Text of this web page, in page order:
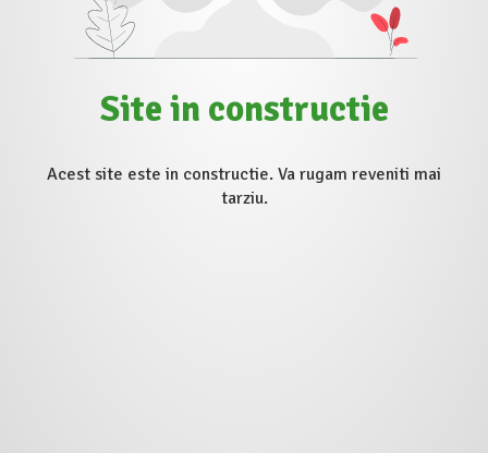
Site in constructie
Acest site este in constructie. Va rugam reveniti mai
tarziu.